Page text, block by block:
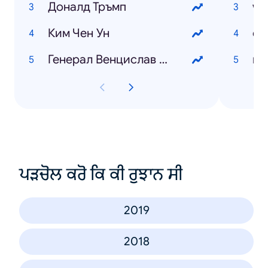
Доналд Тръмп
Ким Чен Ун
Генерал Венцислав Мутафчийски
ਪੜਚੋਲ ਕਰੋ ਕਿ ਕੀ ਰੁਝਾਨ ਸੀ
2019
2018